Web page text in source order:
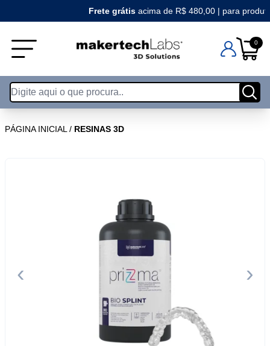
Frete grátisacima de R$ 480,00 | para produtos
0
PÁGINA INICIAL / RESINAS 3D
‹ ›